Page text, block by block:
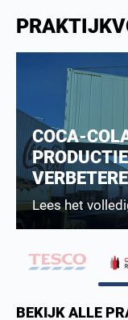
EEN TITAN
VOEDSEL
HEATHROW
Lees het
BEKIJK ALLE